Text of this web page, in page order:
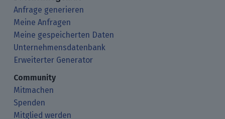
Anfrage generieren
Meine Anfragen
Meine gespeicherten Daten
Unternehmensdatenbank
Erweiterter Generator
Community
Mitmachen
Spenden
Mitglied werden